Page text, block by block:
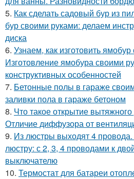
5. Как сделать садовый бур из
бур своими руками: делаем
диска
6. Узнаем, как изготовить
Изготовление ямобура своими
конструктивных особенностей
7. Бетонные полы в гараже
заливки пола в гараже бетоном
8. Что такое открытие
Отличие диффузора от
9. Из люстры выходят 4 провода.
люстру: с 2, 3, 4 проводами к
выключателю
10. Термостат для батареи